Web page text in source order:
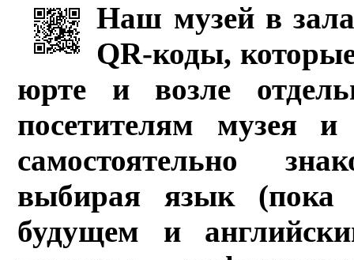
Наш музей в
QR-коды,
юрте и возле
посетителям музея и
самостоятельно
выбирая язык (пока
будущем и